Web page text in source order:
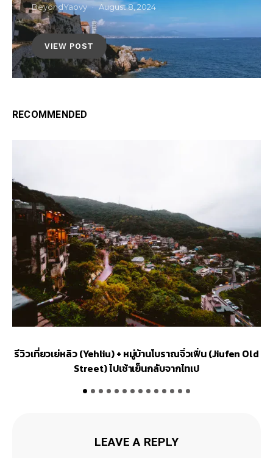
BeyondYaovy August 8, 2024
VIEW POST
RECOMMENDED
รีวิวเที่ยวเย่หลิว (Yehliu) + หมู่บ้านโบราณจิ่วเฟิ่น (Jiufen Old
Street) ไปเช้าเย็นกลับจากไทเป
LEAVE A REPLY